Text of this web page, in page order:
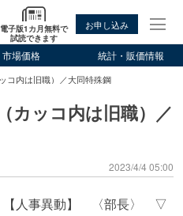
電子版1カ月無料で
試読できます
お申し込み
市場価格 統計・販価情報
コ内は旧職）／大同特殊鋼
カッコ内は旧職）／
2023/4/4 05:00
【人事異動】 〈部長〉 ▽